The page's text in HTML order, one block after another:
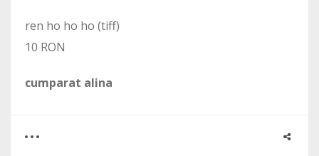
ren ho ho ho (tiff)
10 RON
cumparat alina